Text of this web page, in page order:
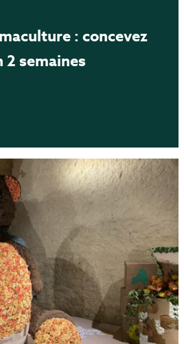
: concevez
semaines